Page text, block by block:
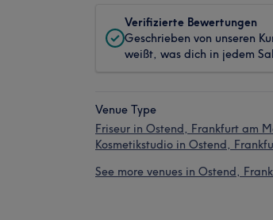
Verifizierte Bewertungen
Geschrieben von unseren
weißt, was dich in jedem
Venue Type
Friseur in Ostend, Frankfurt am
Kosmetikstudio in Ostend,
See more venues in Ostend,